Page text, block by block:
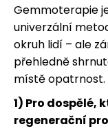
Gemmoterapie
univerzální
okruh lidí – ale
přehledně
místě opatrnost.
1) Pro dospělé,
regenerační